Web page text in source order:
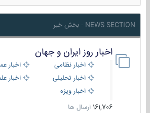
NEWS SECTION - بخش خبر
اخبار روز ایران و جهان
اخبار نظامی
اخبار
اخبار تحلیلی
اخبار
اخبار ویژه
161,706 ارسال ها